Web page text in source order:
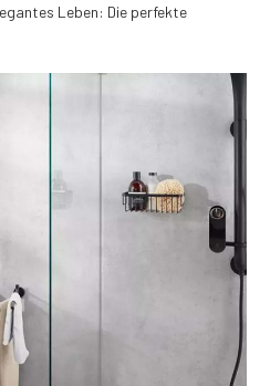
Leben: Die perfekte